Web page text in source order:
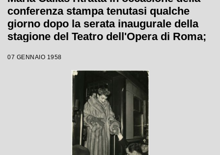
conferenza stampa tenutasi qualche
giorno dopo la serata inaugurale della
stagione del Teatro dell'Opera di Roma;
Bellini, alla fine del primo atto si ritirò in
camerino a causa di una brutta
raucedine e non rientrò in scena
07 GENNAIO 1958